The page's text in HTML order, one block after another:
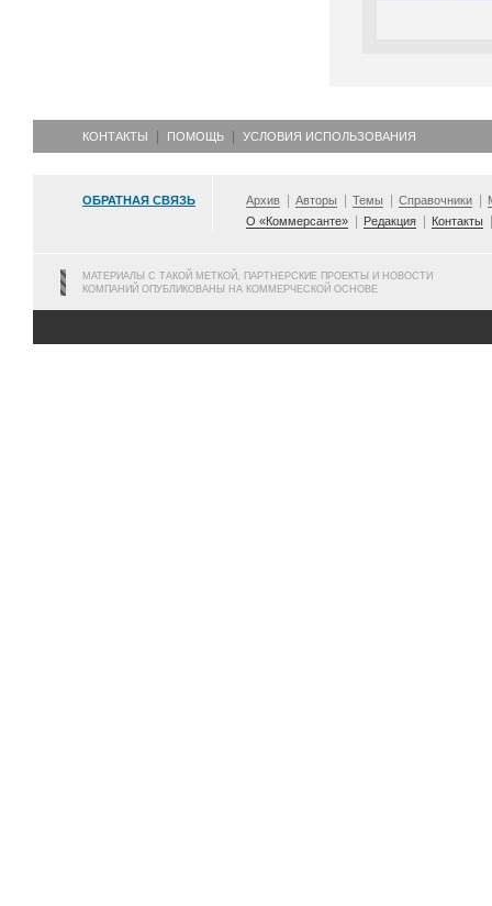
КОНТАКТЫ ПОМОЩЬ УСЛОВИЯ ИСПОЛЬЗОВАНИЯ
ОБРАТНАЯ СВЯЗЬ Архив Авторы Темы Справочники
О «Коммерсанте»
Редакция Контакты
МАТЕРИАЛЫ С ТАКОЙ МЕТКОЙ, ПАРТНЕРСКИЕ ПРОЕКТЫ И НОВОСТИ
КОМПАНИЙ ОПУБЛИКОВАНЫ НА КОММЕРЧЕСКОЙ ОСНОВЕ